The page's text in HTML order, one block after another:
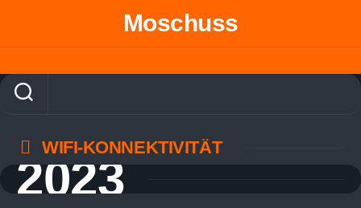
Moschuss
WIFI-KONNEKTIVITÄT
2023